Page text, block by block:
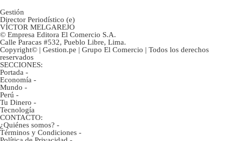
Gestión
Director Periodístico (e)
VÍCTOR MELGAREJO
© Empresa Editora El Comercio S.A.
Calle Paracas #532, Pueblo Libre, Lima.
Copyright© | Gestion.pe | Grupo El Comercio | Todos los derechos
reservados
SECCIONES:
Portada -
Economía -
Mundo -
Perú -
Tu Dinero -
Tecnología
CONTACTO:
¿Quiénes somos? -
Términos y Condiciones -